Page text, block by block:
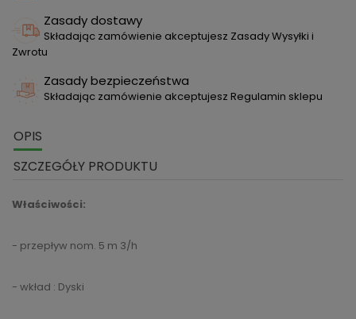
Zasady dostawy
Składając zamówienie akceptujesz Zasady Wysyłki i
Zwrotu
Zasady bezpieczeństwa
Składając zamówienie akceptujesz Regulamin sklepu
OPIS
SZCZEGÓŁY PRODUKTU
Właściwości:
- przepływ nom. 5 m 3/h
- wkład : Dyski